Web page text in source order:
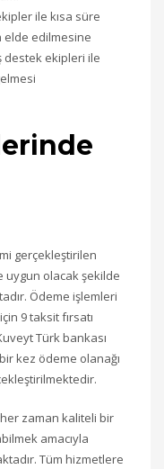
ile kısa süre
elde edilmesine
destek ekipleri ile
gerçekleştirilen
uygun olacak şekilde
Ödeme işlemleri
9 taksit fırsatı
Türk bankası
bir kez ödeme olanağı
zaman kaliteli bir
amacıyla
Tüm hizmetlere